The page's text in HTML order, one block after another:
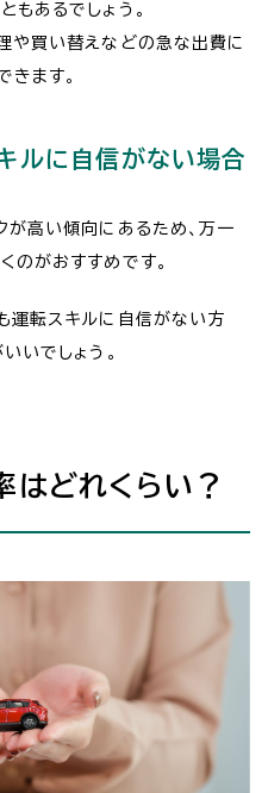
もあるでしょう。
や買い替えなどの急な出費に
きます。
ルに自信がない場合
が高い傾向にあるため、万一
のがおすすめです。
運転スキルに自信がない方
いでしょう。
はどれくらい？